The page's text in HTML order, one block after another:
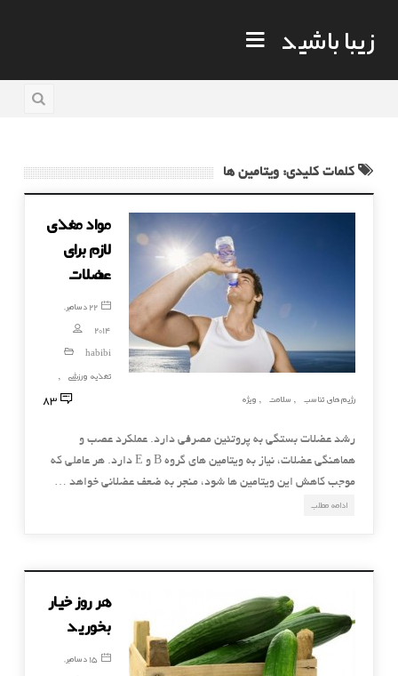
زیبا باشید
کلمات کلیدی: ویتامین ها
مواد مغذی
لازم برای
عضلات
22 دسامبر,
2014
habibi
تغذیه ورزشی
,
رژیم های تناسب , سلامت , ویژه 83
رشد عضلات بستگی به پروتئین مصرفی دارد. عملکرد عصب و
هماهنگی عضلات، نیاز به ویتامین های گروه B و E دارد. هر عاملی که
موجب کاهش این ویتامین ها شود، منجر به ضعف عضلانی خواهد …
ادامه مطلب
هر روز خیار
بخورید
15 دسامبر,